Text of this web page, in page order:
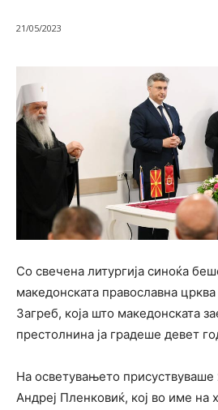
21/05/2023
Со свечена литургија синоќа
македонската православна
Загреб, која што македонската
престолнина ја градеше девет
На осветувањето
Андреј Пленковиќ, кој во име на